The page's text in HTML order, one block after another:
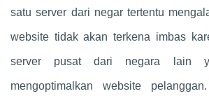
satu server dari negar tertentu
website tidak akan terkena imbas
server pusat dari negara lain
mengoptimalkan website